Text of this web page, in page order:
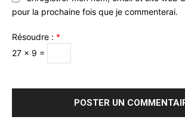
pour la prochaine fois que je commenterai.
Résoudre : *
27 × 9 =